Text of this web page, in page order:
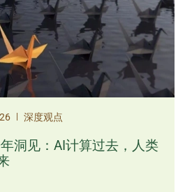
| 深度观点
洞见：AI计算过去，人类